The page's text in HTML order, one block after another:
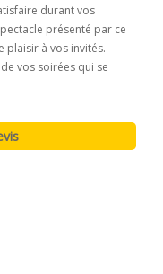
durant vos
présenté par ce
plaisir à vos invités.
vos soirées qui se